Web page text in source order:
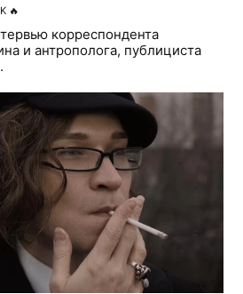
🔥
корреспондента
и антрополога, публициста